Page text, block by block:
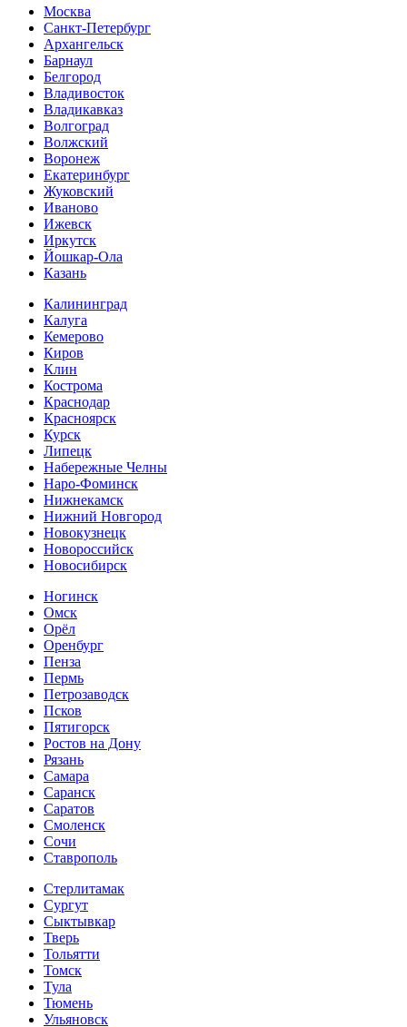
Москва
Санкт-Петербург
Архангельск
Барнаул
Белгород
Владивосток
Владикавказ
Волгоград
Волжский
Воронеж
Екатеринбург
Жуковский
Иваново
Ижевск
Иркутск
Йошкар-Ола
Казань
Калининград
Калуга
Кемерово
Киров
Клин
Кострома
Краснодар
Красноярск
Курск
Липецк
Набережные Челны
Наро-Фоминск
Нижнекамск
Нижний Новгород
Новокузнецк
Новороссийск
Новосибирск
Ногинск
Омск
Орёл
Оренбург
Пенза
Пермь
Петрозаводск
Псков
Пятигорск
Ростов на Дону
Рязань
Самара
Саранск
Саратов
Смоленск
Сочи
Ставрополь
Стерлитамак
Сургут
Сыктывкар
Тверь
Тольятти
Томск
Тула
Тюмень
Ульяновск